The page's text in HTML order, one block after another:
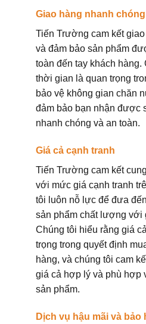
Giao hàng nhanh
Tiến Trường cam kết
và đảm bảo sản phẩm
toàn đến tay khách hàng.
thời gian là quan trọng
bảo vệ không gian chăn
đảm bảo bạn nhận được
nhanh chóng và an toàn.
Giá cả cạnh tranh
Tiến Trường cam kết
với mức giá cạnh tranh
tôi luôn nỗ lực để đưa
sản phẩm chất lượng với
Chúng tôi hiểu rằng giá
trọng trong quyết định
hàng, và chúng tôi cam
giá cả hợp lý và phù hợp
sản phẩm.
Dịch vụ hậu mãi và bảo